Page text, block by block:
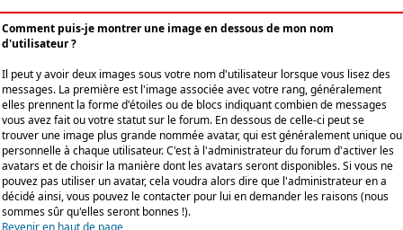
Comment puis-je montrer une image en dessous de mon nom
d'utilisateur ?
Il peut y avoir deux images sous votre nom d'utilisateur lorsque vous lisez des
messages. La première est l'image associée avec votre rang, généralement
elles prennent la forme d'étoiles ou de blocs indiquant combien de messages
vous avez fait ou votre statut sur le forum. En dessous de celle-ci peut se
trouver une image plus grande nommée avatar, qui est généralement unique ou
personnelle à chaque utilisateur. C'est à l'administrateur du forum d'activer les
avatars et de choisir la manière dont les avatars seront disponibles. Si vous ne
pouvez pas utiliser un avatar, cela voudra alors dire que l'administrateur en a
décidé ainsi, vous pouvez le contacter pour lui en demander les raisons (nous
sommes sûr qu'elles seront bonnes !).